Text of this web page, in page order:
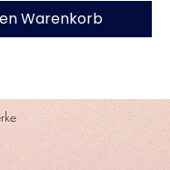
Warenkorb